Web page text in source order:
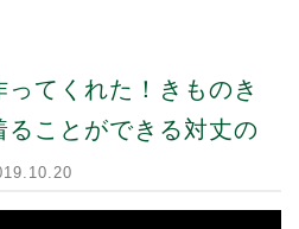
てくれた！きものき
ことができる対丈の